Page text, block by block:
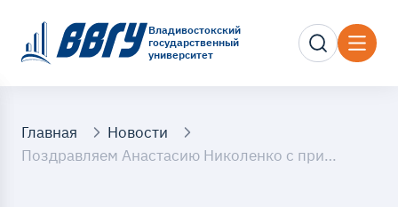
Владивостокский
государственный
университет
Главная
Новости
Поздравляем Анастасию Николенко с присуждением ученой степени доктора политических наук